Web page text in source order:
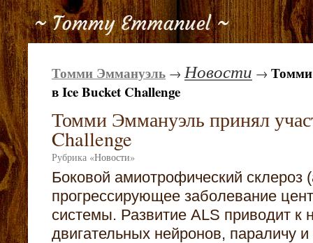
Томми Эммануэль → Новости → Томми
в Ice Bucket Challenge
Томми Эммануэль принял
Challenge
Рубрика «Новости»
Боковой амиотрофический
прогрессирующее заболевание
системы. Развитие ALS приводит
двигательных нейронов, параличу